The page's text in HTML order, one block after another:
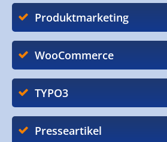
Produktmarketing
WooCommerce
TYPO3
Presseartikel